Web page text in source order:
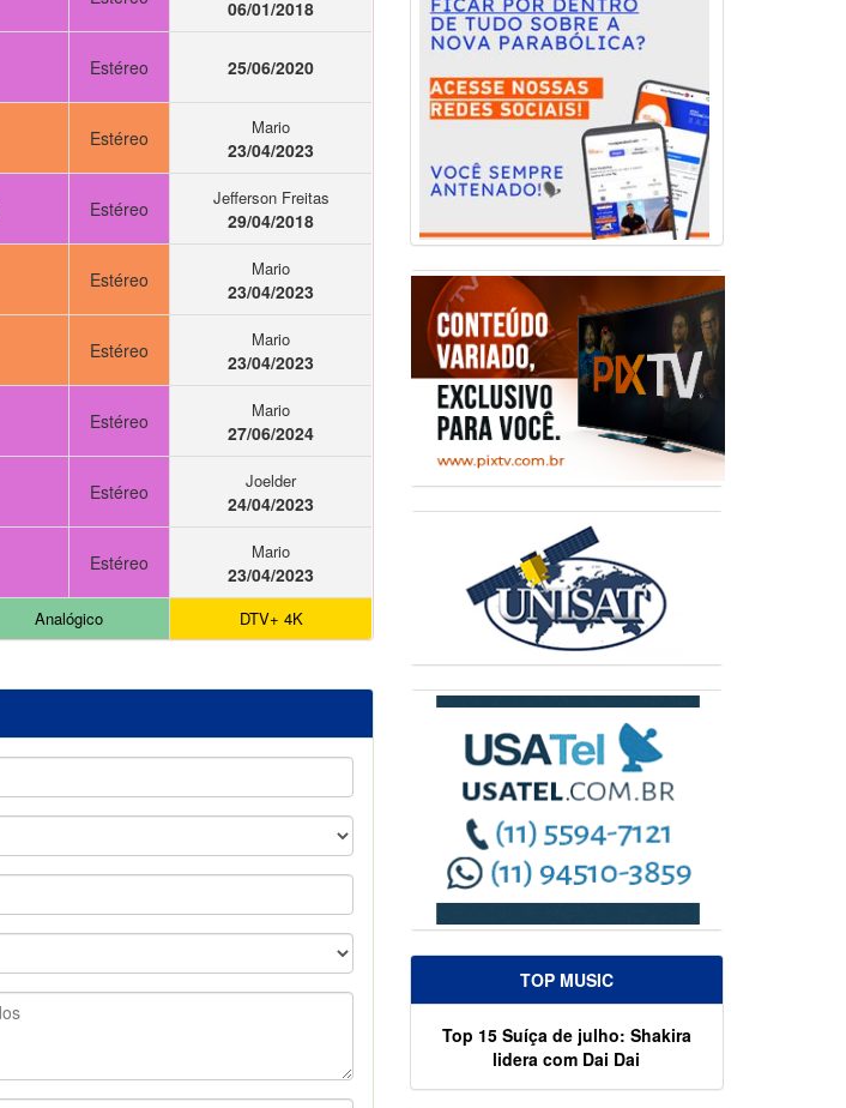
06/01/2018
Estéreo 25/06/2020
Estéreo Mario
23/04/2023
Estéreo Jefferson Freitas
29/04/2018
Estéreo Mario
23/04/2023
Estéreo Mario
23/04/2023
Estéreo Mario
27/06/2024
Estéreo Joelder
24/04/2023
Estéreo Mario
23/04/2023
Analógico DTV+ 4K
TOP MUSIC
Top 15 Suíça de julho: Shakira
lidera com Dai Dai